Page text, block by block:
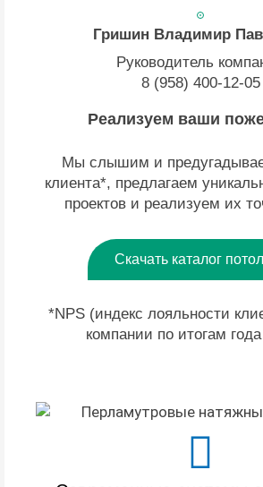
Гришин Владимир
Руководитель
8 (958) 400-12-05
Реализуем ваши
Мы слышим и
клиента*, предлагаем
проектов и реализуем их
Скачать каталог
*NPS (индекс лояльности
компании по итогам